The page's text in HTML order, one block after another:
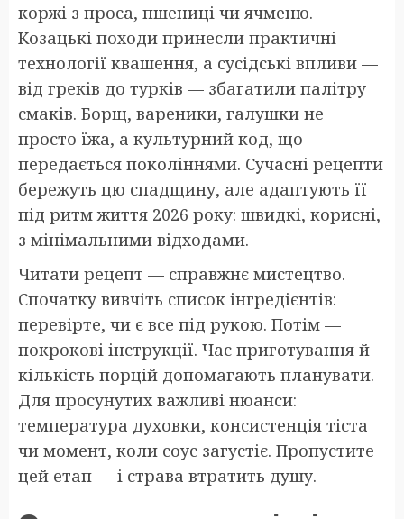
коржі з проса, пшениці чи ячменю.
Козацькі походи принесли практичні
технології квашення, а сусідські впливи —
від греків до турків — збагатили палітру
смаків. Борщ, вареники, галушки не
просто їжа, а культурний код, що
передається поколіннями. Сучасні рецепти
бережуть цю спадщину, але адаптують її
під ритм життя 2026 року: швидкі, корисні,
з мінімальними відходами.
Читати рецепт — справжнє мистецтво.
Спочатку вивчіть список інгредієнтів:
перевірте, чи є все під рукою. Потім —
покрокові інструкції. Час приготування й
кількість порцій допомагають планувати.
Для просунутих важливі нюанси:
температура духовки, консистенція тіста
чи момент, коли соус загустіє. Пропустите
цей етап — і страва втратить душу.